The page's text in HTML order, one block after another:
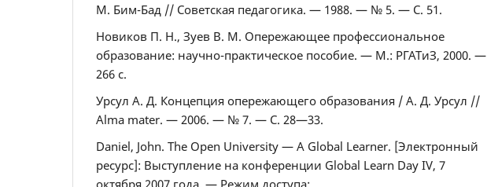
М. Бим-Бад // Советская педагогика. — 1988. — № 5. — С. 51.
Новиков П. Н., Зуев В. М. Опережающее профессиональное
образование: научно-практическое пособие. — М.: РГАТиЗ, 2000. —
266 с.
Урсул А. Д. Концепция опережающего образования / А. Д. Урсул //
Alma mater. — 2006. — № 7. — С. 28—33.
Daniel, John. The Open University — A Global Learner. [Электронный
ресурс]: Выступление на конференции Global Learn Day IV, 7